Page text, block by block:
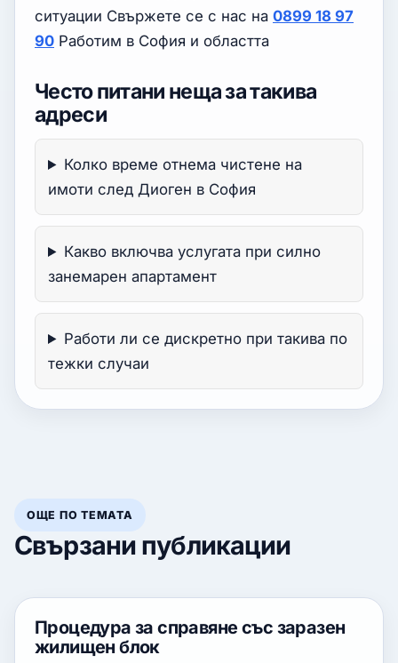
ситуации Свържете се с нас на 0899 18 97
90 Работим в София и областта
Често питани неща за такива
адреси
Колко време отнема чистене на
имоти след Диоген в София
Какво включва услугата при силно
занемарен апартамент
Работи ли се дискретно при такива по
тежки случаи
ОЩЕ ПО ТЕМАТА
Свързани публикации
Процедура за справяне със заразен
жилищен блок